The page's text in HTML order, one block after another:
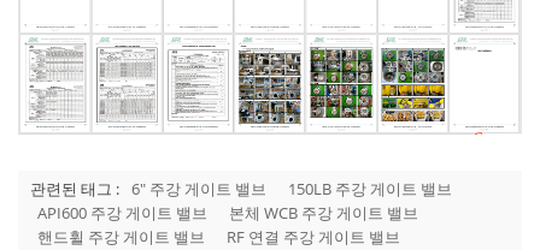
관련된 태그 : 6" 주강 게이트 밸브
150LB 주강 게이트 밸브
API600 주강 게이트 밸브
본체 WCB 주강 게이트 밸브
핸드휠 주강 게이트 밸브
RF 연결 주강 게이트 밸브